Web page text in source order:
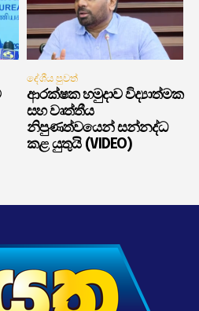
දේශීය පුවත්
ආරක්ෂක හමුදාව විද්‍යාත්මක
සහ වෘත්තීය
නිපුණත්වයෙන් සන්නද්ධ
කළ යුතුයි (VIDEO)